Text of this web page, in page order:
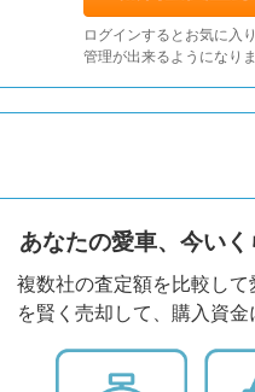
ログインするとお気に入
管理が出来るようになり
あなたの愛車、今いく
複数社の査定額を比較し
を賢く売却して、購入資金